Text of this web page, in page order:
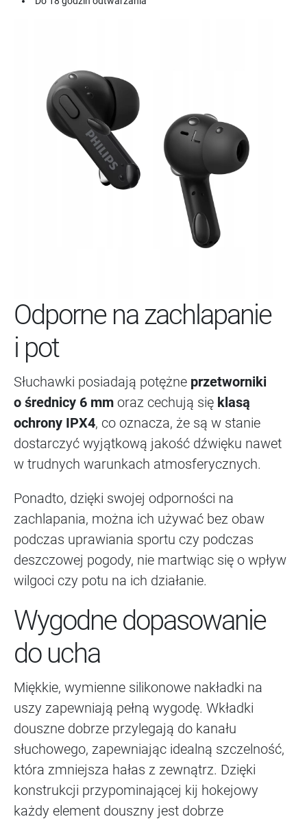
Odporne na zachlapanie
i pot
Słuchawki posiadają potężne przetworniki
o średnicy 6 mm oraz cechują się klasą
ochrony IPX4, co oznacza, że są w stanie
dostarczyć wyjątkową jakość dźwięku nawet
w trudnych warunkach atmosferycznych.
Ponadto, dzięki swojej odporności na
zachlapania, można ich używać bez obaw
podczas uprawiania sportu czy podczas
deszczowej pogody, nie martwiąc się o wpływ
wilgoci czy potu na ich działanie.
Wygodne dopasowanie
do ucha
Miękkie, wymienne silikonowe nakładki na
uszy zapewniają pełną wygodę. Wkładki
douszne dobrze przylegają do kanału
słuchowego, zapewniając idealną szczelność,
która zmniejsza hałas z zewnątrz. Dzięki
konstrukcji przypominającej kij hokejowy
każdy element douszny jest dobrze